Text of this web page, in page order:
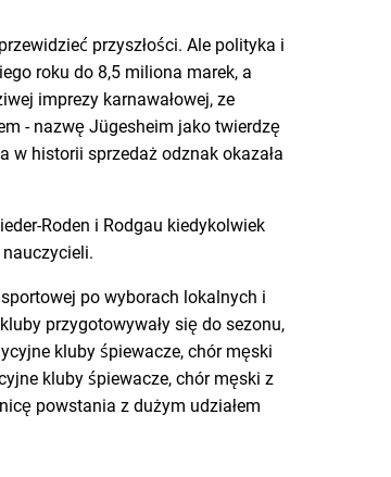
przyszłości. Ale polityka i
roku do 8,5 miliona marek, a
imprezy karnawałowej, ze
- nazwę Jügesheim jako twierdzę
w historii sprzedaż odznak okazała
Roden i Rodgau kiedykolwiek
po wyborach lokalnych i
przygotowywały się do sezonu,
kluby śpiewacze, chór męski
kluby śpiewacze, chór męski z
powstania z dużym udziałem